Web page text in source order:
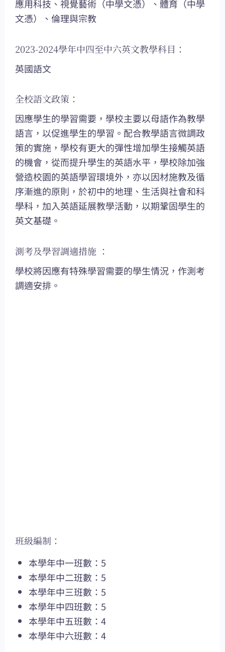
應用科技、視覺藝術（中學文憑）、體育（中學
文憑）、倫理與宗教
2023-2024學年中四至中六英文教學科目：
英國語文
全校語文政策：
因應學生的學習需要，學校主要以母語作為教學
語言，以促進學生的學習。配合教學語言微調政
策的實施，學校有更大的彈性增加學生接觸英語
的機會，從而提升學生的英語水平，學校除加強
營造校園的英語學習環境外，亦以因材施教及循
序漸進的原則，於初中的地理、生活與社會和科
學科，加入英語延展教學活動，以期鞏固學生的
英文基礎。
測考及學習調適措施 ：
學校將因應有特殊學習需要的學生情況，作測考
調適安排。
班級編制：
本學年中一班數：5
本學年中二班數：5
本學年中三班數：5
本學年中四班數：5
本學年中五班數：4
本學年中六班數：4